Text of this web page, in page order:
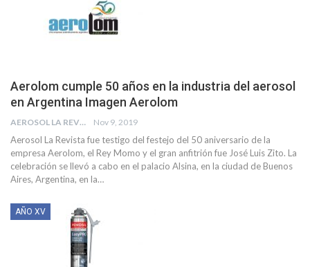
Aerolom cumple 50 años en la industria del aerosol
en Argentina Imagen Aerolom
AEROSOL LA REVISTA Nov 9, 2019
Aerosol La Revista fue testigo del festejo del 50 aniversario de la
empresa Aerolom, el Rey Momo y el gran anfitrión fue José Luis Zito. La
celebración se llevó a cabo en el palacio Alsina, en la ciudad de Buenos
Aires, Argentina, en la…
AÑO XV